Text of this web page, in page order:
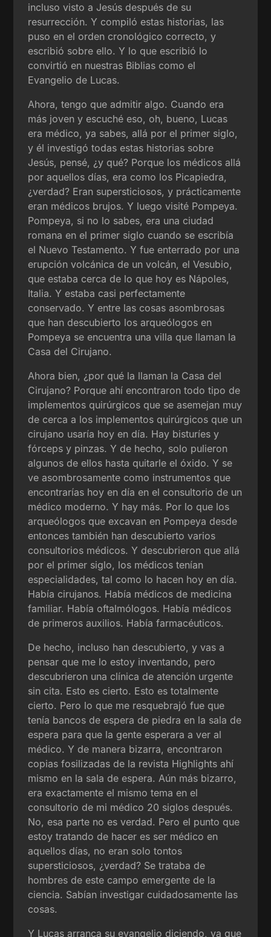
incluso visto a Jesús después de su
resurrección. Y compiló estas historias, las
puso en el orden cronológico correcto, y
escribió sobre ello. Y lo que escribió lo
convirtió en nuestras Biblias como el
Evangelio de Lucas.
Ahora, tengo que admitir algo. Cuando era
más joven y escuché eso, oh, bueno, Lucas
era médico, ya sabes, allá por el primer siglo,
y él investigó todas estas historias sobre
Jesús, pensé, ¿y qué? Porque los médicos allá
por aquellos días, era como los Picapiedra,
¿verdad? Eran supersticiosos, y prácticamente
eran médicos brujos. Y luego visité Pompeya.
Pompeya, si no lo sabes, era una ciudad
romana en el primer siglo cuando se escribía
el Nuevo Testamento. Y fue enterrado por una
erupción volcánica de un volcán, el Vesubio,
que estaba cerca de lo que hoy es Nápoles,
Italia. Y estaba casi perfectamente
conservado. Y entre las cosas asombrosas
que han descubierto los arqueólogos en
Pompeya se encuentra una villa que llaman la
Casa del Cirujano.
Ahora bien, ¿por qué la llaman la Casa del
Cirujano? Porque ahí encontraron todo tipo de
implementos quirúrgicos que se asemejan muy
de cerca a los implementos quirúrgicos que un
cirujano usaría hoy en día. Hay bisturíes y
fórceps y pinzas. Y de hecho, solo pulieron
algunos de ellos hasta quitarle el óxido. Y se
ve asombrosamente como instrumentos que
encontrarías hoy en día en el consultorio de un
médico moderno. Y hay más. Por lo que los
arqueólogos que excavan en Pompeya desde
entonces también han descubierto varios
consultorios médicos. Y descubrieron que allá
por el primer siglo, los médicos tenían
especialidades, tal como lo hacen hoy en día.
Había cirujanos. Había médicos de medicina
familiar. Había oftalmólogos. Había médicos
de primeros auxilios. Había farmacéuticos.
De hecho, incluso han descubierto, y vas a
pensar que me lo estoy inventando, pero
descubrieron una clínica de atención urgente
sin cita. Esto es cierto. Esto es totalmente
cierto. Pero lo que me resquebrajó fue que
tenía bancos de espera de piedra en la sala de
espera para que la gente esperara a ver al
médico. Y de manera bizarra, encontraron
copias fosilizadas de la revista Highlights ahí
mismo en la sala de espera. Aún más bizarro,
era exactamente el mismo tema en el
consultorio de mi médico 20 siglos después.
No, esa parte no es verdad. Pero el punto que
estoy tratando de hacer es ser médico en
aquellos días, no eran solo tontos
supersticiosos, ¿verdad? Se trataba de
hombres de este campo emergente de la
ciencia. Sabían investigar cuidadosamente las
cosas.
Y Lucas arranca su evangelio diciendo, ya que